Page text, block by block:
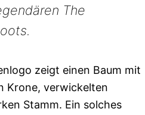
The
zeigt einen Baum mit
Krone, verwickelten
Stamm. Ein solches